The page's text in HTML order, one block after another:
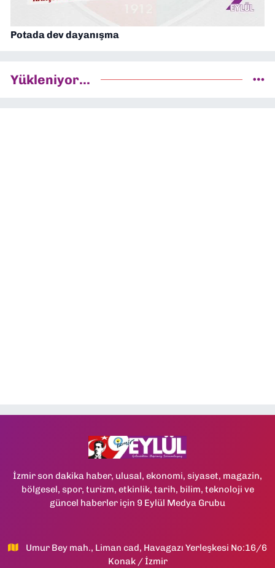
Potada dev dayanışma
Yükleniyor...
İzmir son dakika haber, ulusal, ekonomi, siyaset, magazin,
bölgesel, spor, turizm, etkinlik, tarih, bilim, teknoloji ve
güncel haberler için 9 Eylül Medya Grubu
Umur Bey mah., Liman cad, Havagazı Yerleşkesi No:16/6
Konak / İzmir